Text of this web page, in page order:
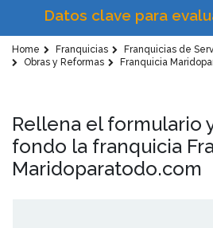
Datos clave para
Home Franquicias
Franquicias de
Obras y Reformas
Franquicia
Rellena el formulario
fondo la franquicia
Maridoparatodo.com